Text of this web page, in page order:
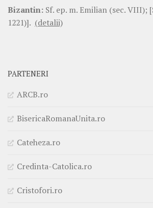
Bizantin: Sf. ep. m. Emilian (sec. VIII);
1221)]. (detalii)
PARTENERI
ARCB.ro
BisericaRomanaUnita.ro
Cateheza.ro
Credinta-Catolica.ro
Cristofori.ro